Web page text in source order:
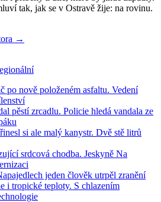
tak, jak se v Ostravě žije: na rovinu.
→
po nově položeném asfaltu. Vedení
pěstí zrcadlu. Policie hledá vandala ze
si ale malý kanystr. Dvě stě litrů
srdcová chodba. Jeskyně Na
jeden člověk utrpěl zranění
i tropické teploty. S chlazením